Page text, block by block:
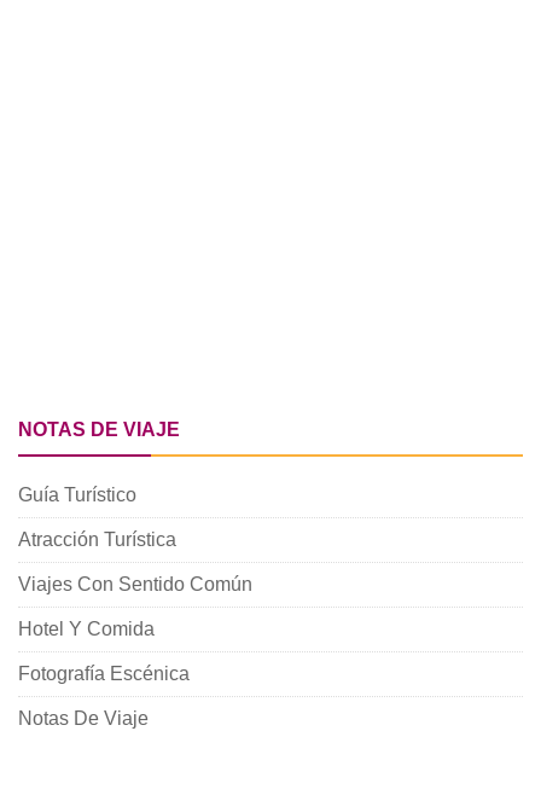
NOTAS DE VIAJE
Guía Turístico
Atracción Turística
Viajes Con Sentido Común
Hotel Y Comida
Fotografía Escénica
Notas De Viaje